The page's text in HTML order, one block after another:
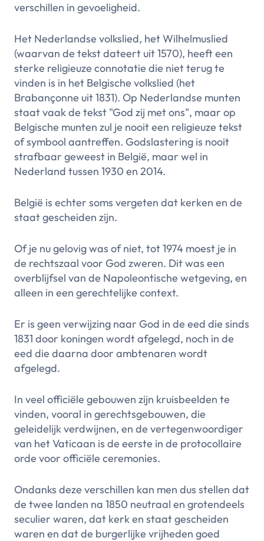
verschillen in gevoeligheid.
Het Nederlandse volkslied, het Wilhelmuslied
(waarvan de tekst dateert uit 1570), heeft een
sterke religieuze connotatie die niet terug te
vinden is in het Belgische volkslied (het
Brabançonne uit 1831). Op Nederlandse munten
staat vaak de tekst "God zij met ons", maar op
Belgische munten zul je nooit een religieuze tekst
of symbool aantreffen. Godslastering is nooit
strafbaar geweest in België, maar wel in
Nederland tussen 1930 en 2014.
België is echter soms vergeten dat kerken en de
staat gescheiden zijn.
Of je nu gelovig was of niet, tot 1974 moest je in
de rechtszaal voor God zweren. Dit was een
overblijfsel van de Napoleontische wetgeving, en
alleen in een gerechtelijke context.
Er is geen verwijzing naar God in de eed die sinds
1831 door koningen wordt afgelegd, noch in de
eed die daarna door ambtenaren wordt
afgelegd.
In veel officiële gebouwen zijn kruisbeelden te
vinden, vooral in gerechtsgebouwen, die
geleidelijk verdwijnen, en de vertegenwoordiger
van het Vaticaan is de eerste in de protocollaire
orde voor officiële ceremonies.
Ondanks deze verschillen kan men dus stellen dat
de twee landen na 1850 neutraal en grotendeels
seculier waren, dat kerk en staat gescheiden
waren en dat de burgerlijke vrijheden goed